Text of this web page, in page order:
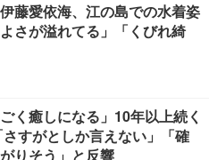
伊藤愛依海、江の島での水着姿
さが溢れてる」「くびれ綺
く癒しになる」10年以上続く
すがとしか言えない」「確
りそう」と反響